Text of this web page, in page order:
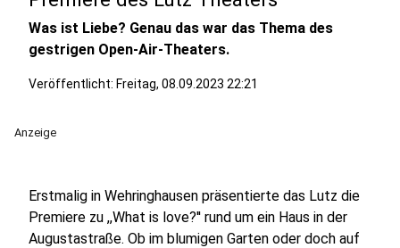
Was ist Liebe? Genau das war das Thema des
gestrigen Open-Air-Theaters.
Veröffentlicht: Freitag, 08.09.2023 22:21
Anzeige
Erstmalig in Wehringhausen präsentierte das Lutz die
Premiere zu ,,What is love?'' rund um ein Haus in der
Augustastraße. Ob im blumigen Garten oder doch auf